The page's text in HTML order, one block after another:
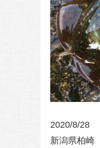
2020/8/28
新潟県柏崎